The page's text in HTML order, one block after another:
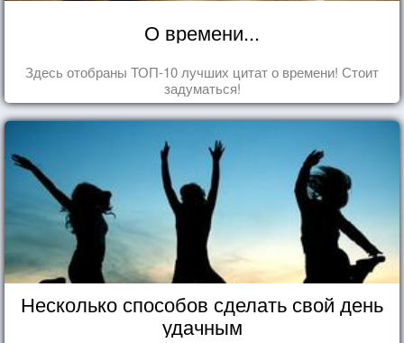
О времени...
Здесь отобраны ТОП-10 лучших цитат о времени! Стоит
задуматься!
Несколько способов сделать свой день
удачным